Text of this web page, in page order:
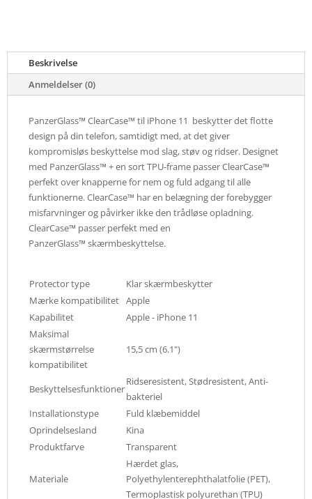
Beskrivelse
Anmeldelser (0)
PanzerGlass™ ClearCase™ til iPhone 11 beskytter det flotte
design på din telefon, samtidigt med, at det giver
kompromisløs beskyttelse mod slag, støv og ridser. Designet
med PanzerGlass™ + en sort TPU-frame passer ClearCase™
perfekt over knapperne for nem og fuld adgang til alle
funktionerne. ClearCase™ har en belægning der forebygger
misfarvninger og påvirker ikke den trådløse opladning.
ClearCase™ passer perfekt med en
PanzerGlass™ skærmbeskyttelse.
Protector type
Klar skærmbeskytter
Mærke kompatibilitet Apple
Kapabilitet
Apple - iPhone 11
Maksimal
skærmstørrelse
kompatibilitet
15,5 cm (6.1")
Beskyttelsesfunktioner
Ridseresistent, Stødresistent, Anti-
bakteriel
Installationstype
Fuld klæbemiddel
Oprindelsesland
Kina
Produktfarve
Transparent
Materiale
Hærdet glas,
Polyethylenterephthalatfolie (PET),
Termoplastisk polyurethan (TPU)